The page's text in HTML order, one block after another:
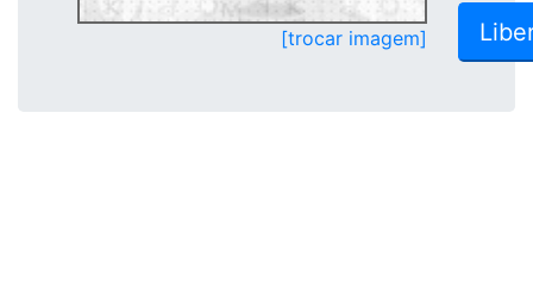
[trocar imagem]